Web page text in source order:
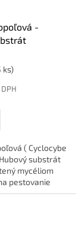
-
ks)
( Cyclocybe
substrát
mycéliom
pestovanie
Profi cca - 4,2